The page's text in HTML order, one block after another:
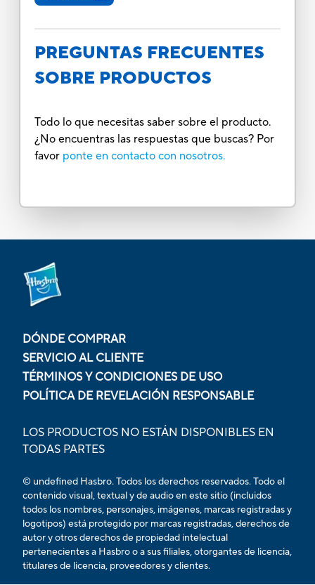
PREGUNTAS FRECUENTES
SOBRE PRODUCTOS
Todo lo que necesitas saber sobre el producto.
¿No encuentras las respuestas que buscas? Por
favor ponte en contacto con nosotros.
DÓNDE COMPRAR
SERVICIO AL CLIENTE
TÉRMINOS Y CONDICIONES DE USO
POLÍTICA DE REVELACIÓN RESPONSABLE
LOS PRODUCTOS NO ESTÁN DISPONIBLES EN
TODAS PARTES
© undefined Hasbro. Todos los derechos reservados. Todo el
contenido visual, textual y de audio en este sitio (incluidos
todos los nombres, personajes, imágenes, marcas registradas y
logotipos) está protegido por marcas registradas, derechos de
autor y otros derechos de propiedad intelectual
pertenecientes a Hasbro o a sus filiales, otorgantes de licencia,
titulares de licencia, proveedores y clientes.